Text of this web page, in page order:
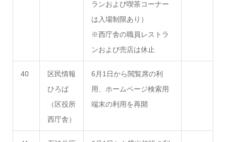
ランおよび喫茶コーナー
は入場制限あり）
※西庁舎の職員レストラ
ンおよび売店は休止
40
区民情報
ひろば
（区役所
西庁舎）
6月1日から閲覧席の利
用、ホームページ検索用
端末の利用を再開